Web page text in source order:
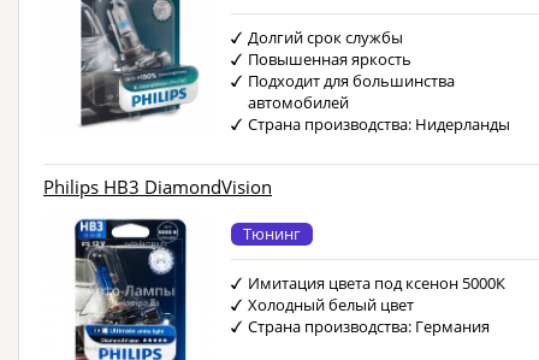
Долгий срок службы
Повышенная яркость
Подходит для большинства
автомобилей
Страна производства: Нидерланды
Philips HB3 DiamondVision
Тюнинг
Имитация цвета под ксенон 5000К
Холодный белый цвет
Страна производства: Германия